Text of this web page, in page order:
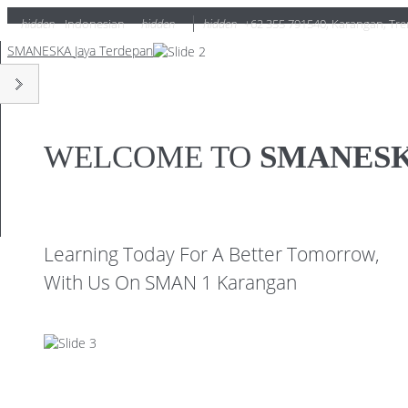
hidden Indonesian hidden hidden +62 355 791540,Karangan,
SMANESKA Jaya Terdepan
WELCOME TO
Learning Today For A Better Tomorrow,
With Us On SMAN 1 Karangan